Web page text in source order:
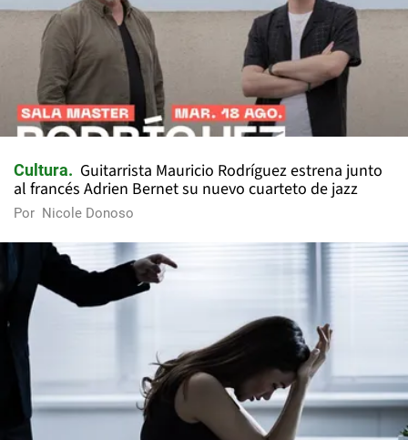
Cultura
Guitarrista Mauricio Rodríguez estrena junto
al francés Adrien Bernet su nuevo cuarteto de jazz
Por Nicole Donoso